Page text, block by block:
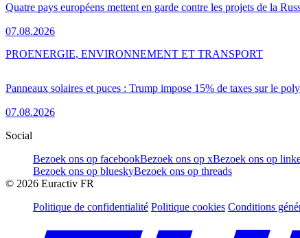
Quatre pays européens mettent en garde contre les projets de la
07.08.2026
Panneaux solaires et puces : Trump impose 15% de taxes sur le
07.08.2026
PROENERGIE, ENVIRONNEMENT ET TRANSPORT
Social
Bezoek ons op facebookBezoek ons op xBezoek ons op
Bezoek ons op blueskyBezoek ons op threads
© 2026 Euractiv FR
Politique de confidentialité Politique cookies Conditions